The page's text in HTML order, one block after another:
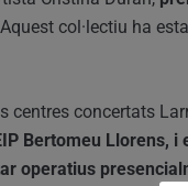
Aquest col·lectiu ha
centres concertats
Bertomeu Llorens, i
operatius